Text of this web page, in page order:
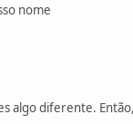
nome
algo diferente.